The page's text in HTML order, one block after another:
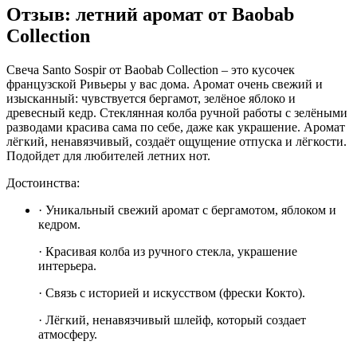
Отзыв: летний аромат от Baobab
Collection
Свеча Santo Sospir от Baobab Collection – это кусочек
французской Ривьеры у вас дома. Аромат очень свежий и
изысканный: чувствуется бергамот, зелёное яблоко и
древесный кедр. Стеклянная колба ручной работы с зелёными
разводами красива сама по себе, даже как украшение. Аромат
лёгкий, ненавязчивый, создаёт ощущение отпуска и лёгкости.
Подойдет для любителей летних нот.
Достоинства:
· Уникальный свежий аромат с бергамотом, яблоком и
кедром.
· Красивая колба из ручного стекла, украшение
интерьера.
· Связь с историей и искусством (фрески Кокто).
· Лёгкий, ненавязчивый шлейф, который создает
атмосферу.